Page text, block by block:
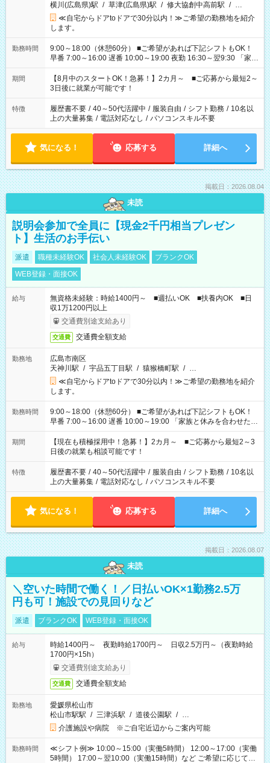
横川(広島県)駅 / 草津(広島県)駅 / 修大協創中高前駅 / …
≪自宅からドアtoドアで30分以内！≫ご希望の勤務地を紹介
します。
勤務時間
9:00～18:00（休憩60分） ■ご希望があれば下記シフトもOK！
早番 7:00～16:00 遅番 10:00～19:00 夜勤 16:30～翌9:30 「家族
と休みを合わせたい」 「余裕を持って夕飯の準備がしたい」
「できれば残業はしたくない」 など、ご希望を教えてください
ね。 ※Wワーク希望の方へ 今ご覧のお仕事で希望する勤務時間
と、もう1つのお仕事の勤務時間。 合計で週40時間を超える場
合は応募できません。
期間
【8月中のスタートOK！急募！】2カ月～ ■ご応募から最短2～
3日後に就業が可能です！
特徴 履歴書不要 / 40～50代活躍中 / 服装自由 / シフト勤務 / 10名以
上の大量募集 / 電話対応なし / パソコンスキル不要
気になる！ 応募する 詳細へ
掲載日：2026.08.04
未読
説明会参加で全員に【現金2千円相当プレゼン
ト】生活のお手伝い
派遣 職種未経験OK 社会人未経験OK
ブランクOK
WEB登録・面接OK
給与
無資格未経験：時給1400円～ ■週払いOK ■扶養内OK ■日
収1万1200円以上
交通費別途支給あり
交通費 交通費全額支給
勤務地
広島市南区
天神川駅 / 宇品五丁目駅 / 猿猴橋町駅 / …
≪自宅からドアtoドアで30分以内！≫ご希望の勤務地を紹介
します。
勤務時間
9:00～18:00（休憩60分） ■ご希望があれば下記シフトもOK！
早番 7:00～16:00 遅番 10:00～19:00 「家族と休みを合わせた
い」 「余裕を持って夕飯の準備がしたい」 「できれば残業はし
たくない」 など、ご希望を教えてくださいね。 ※Wワーク希望
の方へ 今ご覧のお仕事で希望する勤務時間と、もう1つのお仕事
の勤務時間。 合計で週40時間を超える場合は応募できません。
期間
【現在も積極採用中！急募！】2カ月～ ■ご応募から最短2～3
日後の就業も相談可能です！
特徴 履歴書不要 / 40～50代活躍中 / 服装自由 / シフト勤務 / 10名以
上の大量募集 / 電話対応なし / パソコンスキル不要
気になる！ 応募する 詳細へ
掲載日：2026.08.07
未読
＼空いた時間で働く！／日払いOK×1勤務2.5万
円も可！施設での見回りなど
派遣 ブランクOK WEB登録・面接OK
給与
時給1400円～ 夜勤時給1700円～ 日収2.5万円～（夜勤時給
1700円×15h）
交通費別途支給あり
交通費 交通費全額支給
勤務地
愛媛県松山市
松山市駅駅 / 三津浜駅 / 道後公園駅 / …
介護施設や病院 ※ご自宅近辺からご案内可能
勤務時間
≪シフト例≫ 10:00～15:00（実働5時間） 12:00～17:00（実働
5時間） 17:00～翌10:00（実働15時間）など ご希望に応じて、